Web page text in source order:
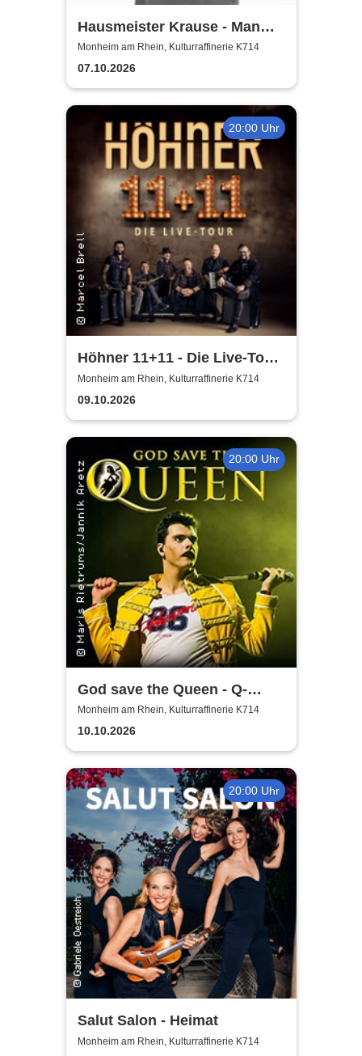
Hausmeister Krause - Man
lebt nur zweimal
Monheim am Rhein, Kulturraffinerie K714
07.10.2026
20:00 Uhr
Höhner 11+11 - Die Live-Tour
2025/26
Monheim am Rhein, Kulturraffinerie K714
09.10.2026
20:00 Uhr
God save the Queen - Q-
Revival Band
Monheim am Rhein, Kulturraffinerie K714
10.10.2026
20:00 Uhr
Salut Salon - Heimat
Monheim am Rhein, Kulturraffinerie K714